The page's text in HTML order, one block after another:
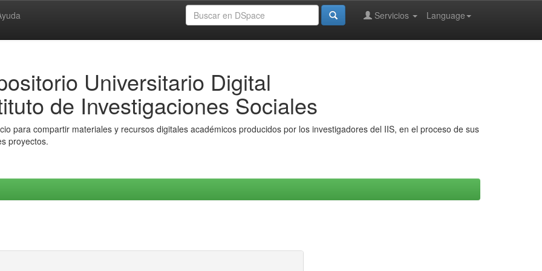
Language
Servicios
Universitario Digital
de Investigaciones Sociales
para compartir materiales y recursos digitales académicos producidos por los investigadores del IIS, en el proceso de sus
proyectos.